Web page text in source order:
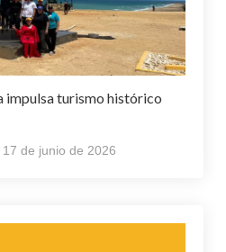
impulsa turismo histórico
17 de junio de 2026